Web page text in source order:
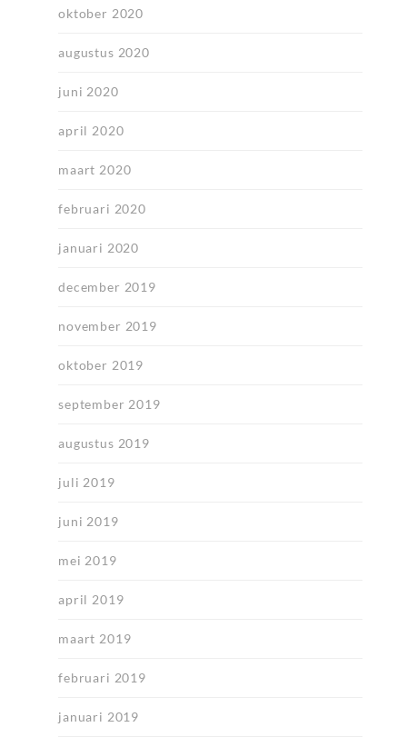
oktober 2020
augustus 2020
juni 2020
april 2020
maart 2020
februari 2020
januari 2020
december 2019
november 2019
oktober 2019
september 2019
augustus 2019
juli 2019
juni 2019
mei 2019
april 2019
maart 2019
februari 2019
januari 2019